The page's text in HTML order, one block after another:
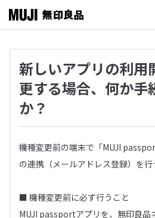
新しいアプリの利用
更する場合、何か手
か？
機種変更前の端末で「MUJI
の連携（メールアドレス登録）を行
■ 機種変更前に必ず行うこと
MUJI passportアプリを、無印良品